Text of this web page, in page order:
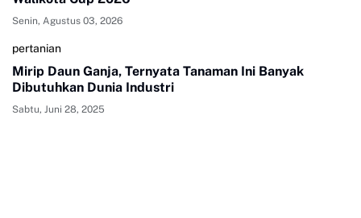
Senin, Agustus 03, 2026
pertanian
Mirip Daun Ganja, Ternyata Tanaman Ini Banyak
Dibutuhkan Dunia Industri
Sabtu, Juni 28, 2025